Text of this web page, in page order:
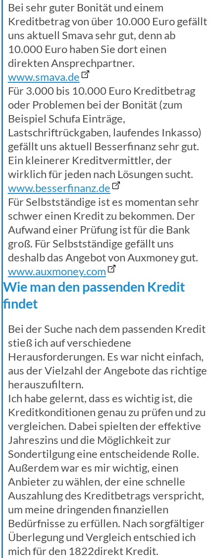
Bei sehr guter Bonität und einem
Kreditbetrag von über 10.000 Euro gefällt
uns aktuell Smava sehr gut, denn ab
10.000 Euro haben Sie dort einen
direkten Ansprechpartner.
www.smava.de
Für 3.000 bis 10.000 Euro Kreditbetrag
oder Problemen bei der Bonität (zum
Beispiel Schufa Einträge,
Lastschriftrückgaben, laufendes Inkasso)
gefällt uns aktuell Besserfinanz sehr gut.
Ein kleinerer Kreditvermittler, der
wirklich für jeden nach Lösungen sucht.
www.besserfinanz.de
Für Selbstständige ist es momentan sehr
schwer einen Kredit zu bekommen. Der
Aufwand einer Prüfung ist für die Bank
groß. Für Selbstständige gefällt uns
deshalb das Angebot von Auxmoney gut.
www.auxmoney.com
Wie man den passenden Kredit
findet
Bei der Suche nach dem passenden Kredit
stieß ich auf verschiedene
Herausforderungen. Es war nicht einfach,
aus der Vielzahl der Angebote das richtige
herauszufiltern.
Ich habe gelernt, dass es wichtig ist, die
Kreditkonditionen genau zu prüfen und zu
vergleichen. Dabei spielten der effektive
Jahreszins und die Möglichkeit zur
Sondertilgung eine entscheidende Rolle.
Außerdem war es mir wichtig, einen
Anbieter zu wählen, der eine schnelle
Auszahlung des Kreditbetrags verspricht,
um meine dringenden finanziellen
Bedürfnisse zu erfüllen. Nach sorgfältiger
Überlegung und Vergleich entschied ich
mich für den 1822direkt Kredit.